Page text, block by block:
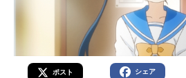
ポスト シェア